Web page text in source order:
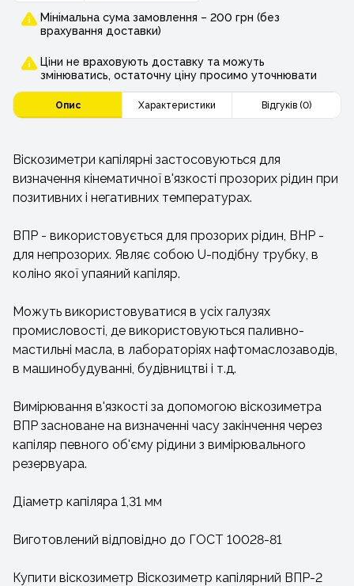
Мінімальна сума замовлення – 200 грн (без
врахування доставки)
Ціни не враховують доставку та можуть
змінюватись, остаточну ціну просимо уточнювати
Опис Характеристики Відгуків (0)
Віскозиметри капілярні застосовуються для
визначення кінематичної в'язкості прозорих рідин при
позитивних і негативних температурах.
ВПР - використовується для прозорих рідин, ВНР -
для непрозорих. Являє собою U-подібну трубку, в
коліно якої упаяний капіляр.
Можуть використовуватися в усіх галузях
промисловості, де використовуються паливно-
мастильні масла, в лабораторіях нафтомаслозаводів,
в машинобудуванні, будівництві і т.д.
Вимірювання в'язкості за допомогою віскозиметра
ВПР засноване на визначенні часу закінчення через
капіляр певного об'єму рідини з вимірювального
резервуара.
Діаметр капіляра 1,31 мм
Виготовлений відповідно до ГОСТ 10028-81
Купити віскозиметр Віскозиметр капілярний ВПР-2